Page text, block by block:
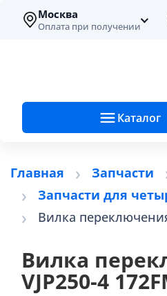
Москва
Оплата при получении
Каталог
Главная Запчасти
Запчасти для
Вилка
Вилка
VJP250-4